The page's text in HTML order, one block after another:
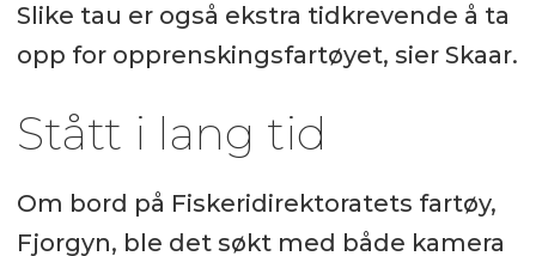
Slike tau er også ekstra tidkrevende å ta
opp for opprenskingsfartøyet, sier Skaar.
Stått i lang tid
Om bord på Fiskeridirektoratets fartøy,
Fjorgyn, ble det søkt med både kamera